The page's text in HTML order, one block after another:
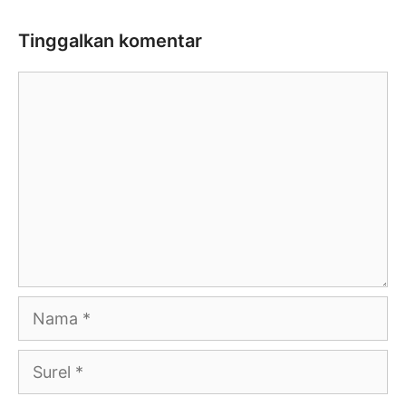
Tinggalkan komentar
Nama
Surel